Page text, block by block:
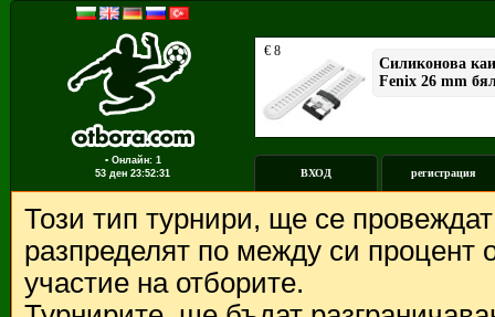
▪ Онлайн: 1
53 ден 23:52:31 ВХОД регистрация
Този тип турнири, ще се
разпределят по между си процент
участие на отборите.